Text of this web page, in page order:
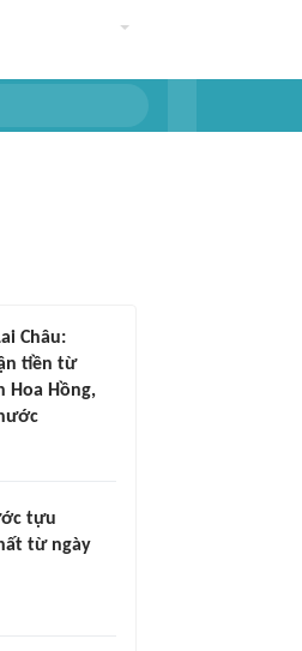
Châu:
tiền từ
Hoa Hồng,
tựu
từ ngày